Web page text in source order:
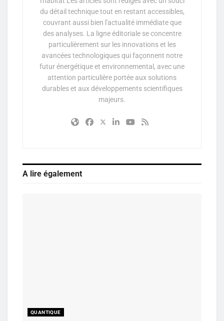
du détail technique tout en restant accessibles,
couvrant aussi bien l'actualité immédiate que
des analyses. La ligne éditoriale se concentre
particulièrement sur les innovations et les
avancées technologiques qui façonnent notre
futur énergétique et environnemental, avec une
attention particulière portée aux solutions
durables et aux développements scientifiques
majeurs.
A lire également
QUANTIQUE